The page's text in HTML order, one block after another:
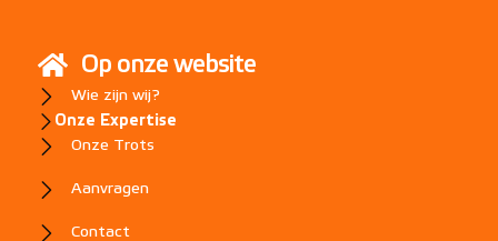
Op onze website
Wie zijn wij?
Onze Expertise
Onze Trots
Aanvragen
Contact